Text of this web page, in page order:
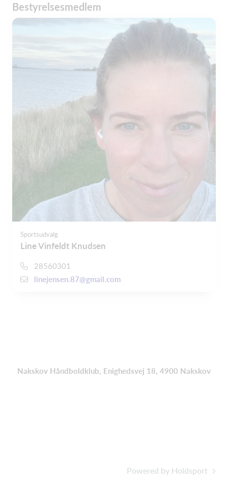
Bestyrelsesmedlem
Sportsudvalg
Line Vinfeldt Knudsen
28560301
linejensen.87@gmail.com
Nakskov Håndboldklub, Enighedsvej 18, 4900 Nakskov
Powered by Holdsport